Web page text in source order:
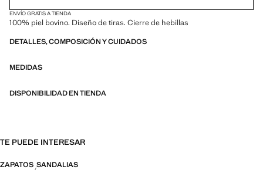
ENVÍO GRATIS A TIENDA
100% piel bovino. Diseño de tiras. Cierre de hebillas
DETALLES, COMPOSICIÓN Y CUIDADOS
MEDIDAS
DISPONIBILIDAD EN TIENDA
TE PUEDE INTERESAR
ZAPATOS SANDALIAS